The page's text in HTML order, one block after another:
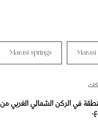
Marasi
Marasi springs
في الركن الشمالي الغربي من